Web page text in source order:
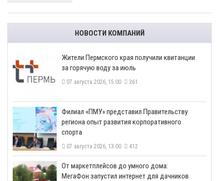
НОВОСТИ КОМПАНИЙ
​Жители Пермского края получили квитанции
за горячую воду за июль
07 августа 2026, 15:00 361
​Филиал «ПМУ» представил Правительству
региона опыт развития корпоративного
спорта
07 августа 2026, 13:00 412
От маркетплейсов до умного дома:
МегаФон запустил интернет для дачников